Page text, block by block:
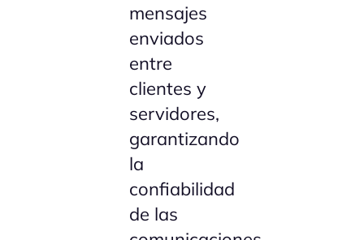
mensajes
enviados
entre
clientes y
servidores,
garantizando
la
confiabilidad
de las